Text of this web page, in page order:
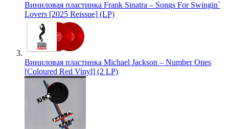
Виниловая пластинка Frank Sinatra – Songs For Swingin`
Lovers [2025 Reissue] (LP)
Виниловая пластинка Michael Jackson – Number Ones
[Coloured Red Vinyl] (2 LP)